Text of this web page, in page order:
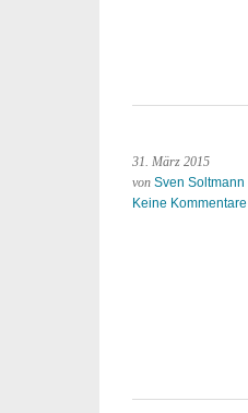
31. März 2015
von Sven Soltmann
Keine Kommentare